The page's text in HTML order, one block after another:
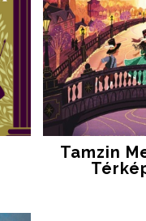
Tamzin